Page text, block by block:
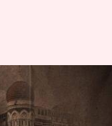
तहव्वुर
कैसे हैं